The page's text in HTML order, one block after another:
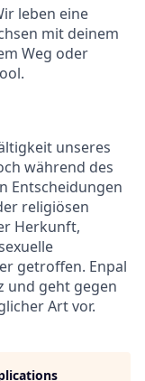
leben eine
mit deinem
Weg oder
unseres
während des
Entscheidungen
religiösen
Herkunft,
getroffen. Enpal
und geht gegen
Art vor.